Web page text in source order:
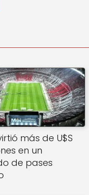
más de U$S
en un
de pases